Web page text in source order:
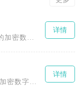
详情
详情